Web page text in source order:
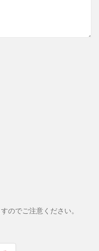
のでご注意ください。